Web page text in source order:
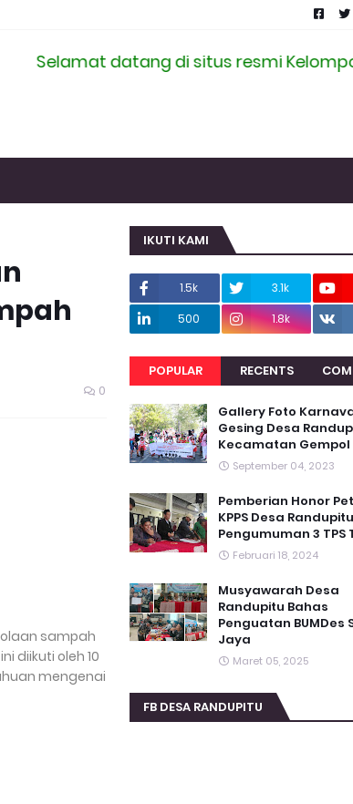
datang di situs resmi Kelompok
0
sampah
diikuti oleh 10
mengenai
IKUTI KAMI
1.5k 3.1k
500
1.8k
POPULAR RECENTS
Gallery Foto
Gesing Desa
Kecamatan Gempol
September 04, 2023
Pemberian Honor
KPPS Desa
Pengumuman 3 TPS
Februari 18, 2024
Musyawarah Desa
Randupitu Bahas
Penguatan BUMDes
Jaya
Maret 05, 2025
FB DESA RANDUPITU